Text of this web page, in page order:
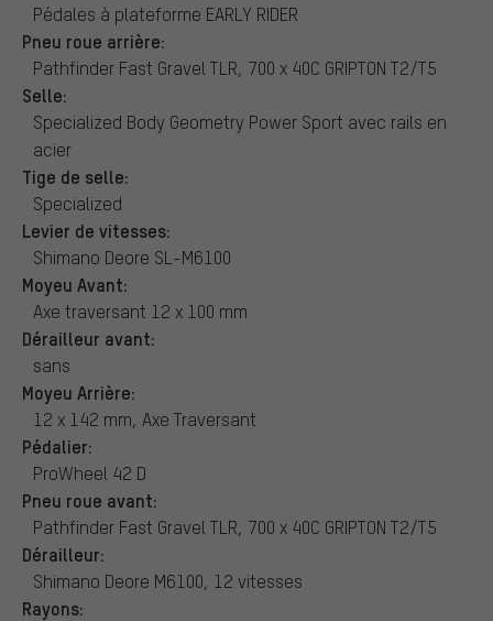
Pédales à plateforme EARLY RIDER
Pneu roue arrière:
Pathfinder Fast Gravel TLR, 700 x 40C GRIPTON T2/T5
Selle:
Specialized Body Geometry Power Sport avec rails en
acier
Tige de selle:
Specialized
Levier de vitesses:
Shimano Deore SL-M6100
Moyeu Avant:
Axe traversant 12 x 100 mm
Dérailleur avant:
sans
Moyeu Arrière:
12 x 142 mm, Axe Traversant
Pédalier:
ProWheel 42 D
Pneu roue avant:
Pathfinder Fast Gravel TLR, 700 x 40C GRIPTON T2/T5
Dérailleur:
Shimano Deore M6100, 12 vitesses
Rayons: